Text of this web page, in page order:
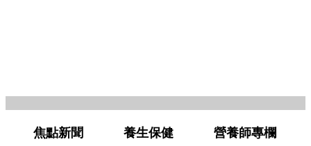
焦點新聞 養生保健
營養師專欄